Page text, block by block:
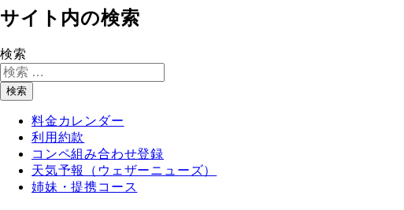
サイト内の検索
検索
検索
料金カレンダー
利用約款
コンペ組み合わせ登録
天気予報（ウェザーニューズ）
姉妹・提携コース